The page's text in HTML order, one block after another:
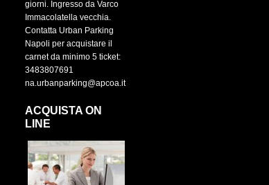
giorni. Ingresso da Varco
Immacolatella vecchia.
Contatta Urban Parking
Napoli per acquistare il
carnet da minimo 5 ticket:
3483807691
na.urbanparking@apcoa.it
ACQUISTA ON
LINE